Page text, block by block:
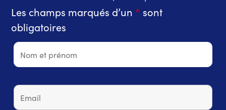
Les champs marqués d’un * sont
obligatoires